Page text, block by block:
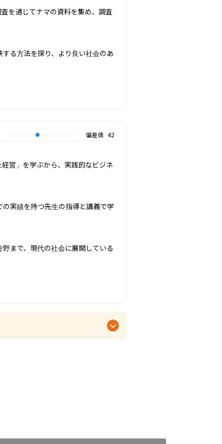
を通じてナマの資料を集め、調査
る方法を探り、より良い社会のあ
偏差値 42
営」を学ぶから、実践的なビジネ
実績を持つ先生の指導と講義で学
まで、現代の社会に展開している